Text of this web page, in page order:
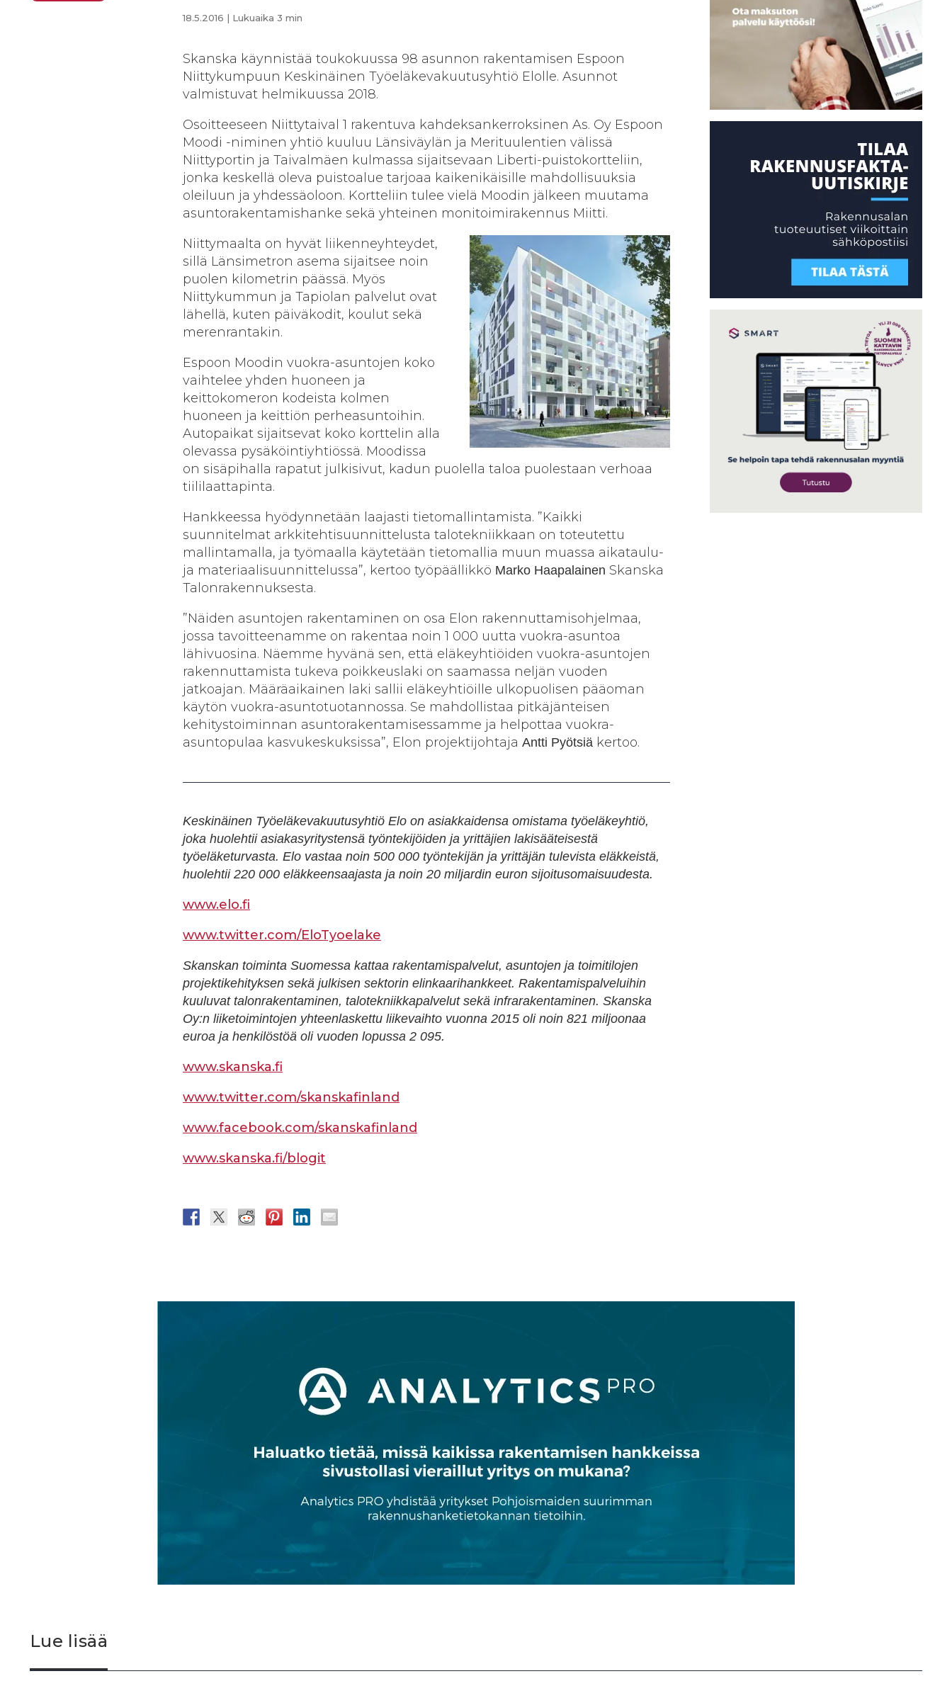
18.5.2016 | Lukuaika 3 min
Skanska käynnistää toukokuussa 98 asunnon rakentamisen Espoon
Niittykumpuun Keskinäinen Työeläkevakuutusyhtiö Elolle. Asunnot
valmistuvat helmikuussa 2018.
Osoitteeseen Niittytaival 1 rakentuva kahdeksankerroksinen As. Oy Espoon
Moodi -niminen yhtiö kuuluu Länsiväylän ja Merituulentien välissä
Niittyportin ja Taivalmäen kulmassa sijaitsevaan Liberti-puistokortteliin,
jonka keskellä oleva puistoalue tarjoaa kaikenikäisille mahdollisuuksia
oleiluun ja yhdessäoloon. Kortteliin tulee vielä Moodin jälkeen muutama
asuntorakentamishanke sekä yhteinen monitoimirakennus Miitti.
Niittymaalta on hyvät liikenneyhteydet,
sillä Länsimetron asema sijaitsee noin
puolen kilometrin päässä. Myös
Niittykummun ja Tapiolan palvelut ovat
lähellä, kuten päiväkodit, koulut sekä
merenrantakin.
Espoon Moodin vuokra-asuntojen koko
vaihtelee yhden huoneen ja
keittokomeron kodeista kolmen
huoneen ja keittiön perheasuntoihin.
Autopaikat sijaitsevat koko korttelin alla
olevassa pysäköintiyhtiössä. Moodissa
on sisäpihalla rapatut julkisivut, kadun puolella taloa puolestaan verhoaa
tiililaattapinta.
Hankkeessa hyödynnetään laajasti tietomallintamista. ”Kaikki
suunnitelmat arkkitehtisuunnittelusta talotekniikkaan on toteutettu
mallintamalla, ja työmaalla käytetään tietomallia muun muassa aikataulu-
ja materiaalisuunnittelussa”, kertoo työpäällikkö Marko Haapalainen Skanska
Talonrakennuksesta.
”Näiden asuntojen rakentaminen on osa Elon rakennuttamisohjelmaa,
jossa tavoitteenamme on rakentaa noin 1 000 uutta vuokra-asuntoa
lähivuosina. Näemme hyvänä sen, että eläkeyhtiöiden vuokra-asuntojen
rakennuttamista tukeva poikkeuslaki on saamassa neljän vuoden
jatkoajan. Määräaikainen laki sallii eläkeyhtiöille ulkopuolisen pääoman
käytön vuokra-asuntotuotannossa. Se mahdollistaa pitkäjänteisen
kehitystoiminnan asuntorakentamisessamme ja helpottaa vuokra-
asuntopulaa kasvukeskuksissa”, Elon projektijohtaja Antti Pyötsiä kertoo.
Keskinäinen Työeläkevakuutusyhtiö Elo on asiakkaidensa omistama työeläkeyhtiö,
joka huolehtii asiakasyritystensä työntekijöiden ja yrittäjien lakisääteisestä
työeläketurvasta. Elo vastaa noin 500 000 työntekijän ja yrittäjän tulevista eläkkeistä,
huolehtii 220 000 eläkkeensaajasta ja noin 20 miljardin euron sijoitusomaisuudesta.
www.elo.fi
www.twitter.com/EloTyoelake
Skanskan toiminta Suomessa kattaa rakentamispalvelut, asuntojen ja toimitilojen
projektikehityksen sekä julkisen sektorin elinkaarihankkeet. Rakentamispalveluihin
kuuluvat talonrakentaminen, talotekniikkapalvelut sekä infrarakentaminen. Skanska
Oy:n liiketoimintojen yhteenlaskettu liikevaihto vuonna 2015 oli noin 821 miljoonaa
euroa ja henkilöstöä oli vuoden lopussa 2 095.
www.skanska.fi
www.twitter.com/skanskafinland
www.facebook.com/skanskafinland
www.skanska.fi/blogit
Lue lisää